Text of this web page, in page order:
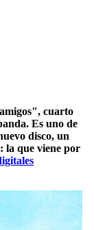
cuarto
Es uno de
disco, un
la que viene por